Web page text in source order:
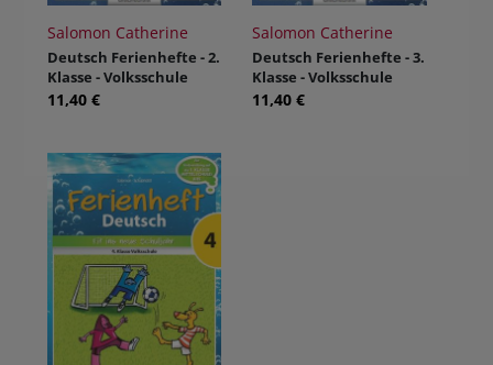
Salomon Catherine
Deutsch Ferienhefte - 2.
Klasse - Volksschule
11,40 €
Salomon Catherine
Deutsch Ferienhefte - 3.
Klasse - Volksschule
11,40 €